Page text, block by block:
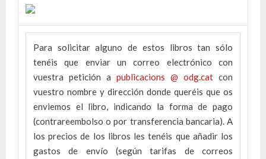
Para solicitar alguno de estos libros tan sólo
tenéis que enviar un correo electrónico con
vuestra petición a publicacions @ odg.cat con
vuestro nombre y dirección donde queréis que os
enviemos el libro, indicando la forma de pago
(contrareembolso o por transferencia bancaria). A
los precios de los libros les tenéis que añadir los
gastos de envío (según tarifas de correos